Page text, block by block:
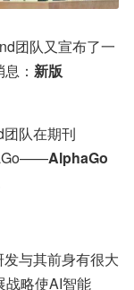
团队又宣布了一
： 新版
队在期刊
AlphaGo
与其前身有很大
战略使AI智能